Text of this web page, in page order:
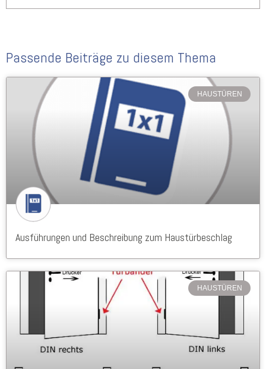
Passende Beiträge zu diesem Thema
HAUSTÜREN
Ausführungen und Beschreibung zum Haustürbeschlag
HAUSTÜREN